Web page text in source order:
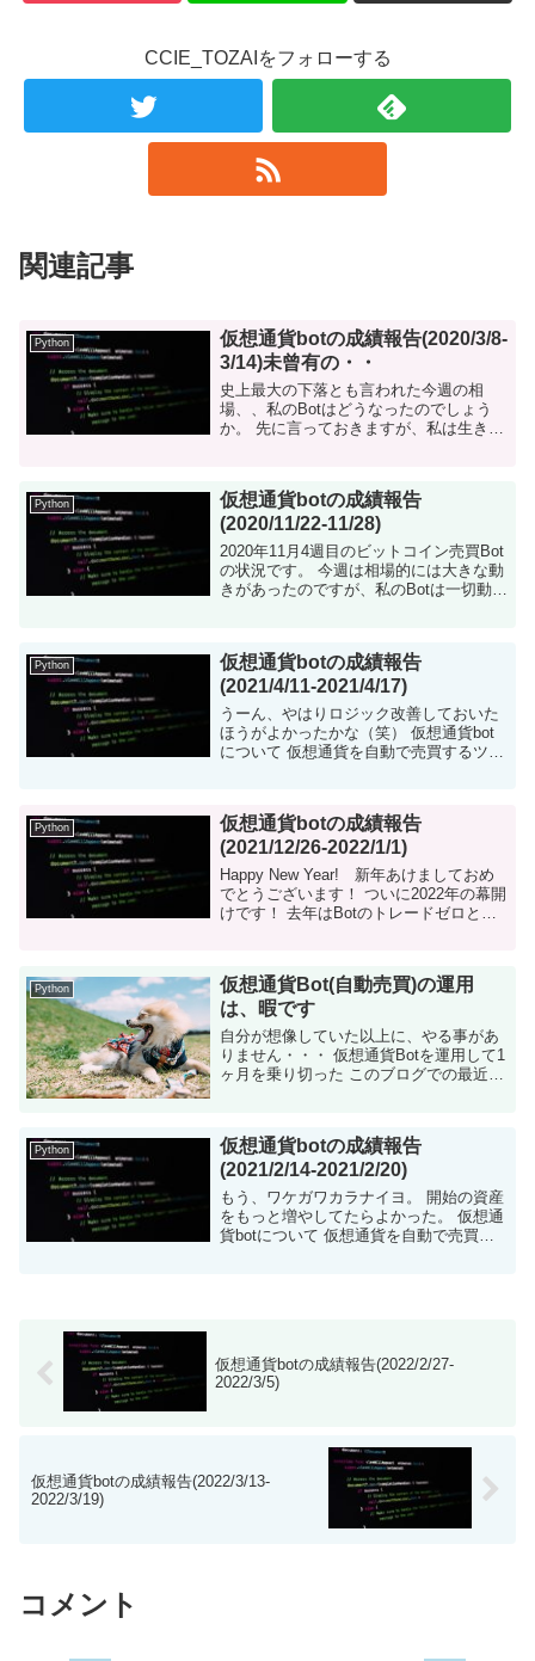
CCIE_TOZAIをフォローする
関連記事
Python
仮想通貨botの成績報告(2020/3/8-
3/14)未曾有の・・
史上最大の下落とも言われた今週の相
場、、私のBotはどうなったのでしょう
か。 先に言っておきますが、私は生きて
は荒れに荒れました。 そもそも...
Python
仮想通貨botの成績報告
(2020/11/22-11/28)
2020年11月4週目のビットコイン売買Bot
の状況です。 今週は相場的には大きな動
きがあったのですが、私のBotは一切動き
Python
仮想通貨botの成績報告
(2021/4/11-2021/4/17)
うーん、やはりロジック改善しておいた
ほうがよかったかな（笑） 仮想通貨bot
について 仮想通貨を自動で売買するツー
Python
仮想通貨botの成績報告
(2021/12/26-2022/1/1)
Happy New Year! 新年あけましておめ
でとうございます！ ついに2022年の幕開
けです！ 去年はBotのトレードゼロとい
Python
仮想通貨Bot(自動売買)の運用
は、暇です
自分が想像していた以上に、やる事があ
りません・・・ 仮想通貨Botを運用して1
ヶ月を乗り切った このブログでの最近ホ
はPythonで構築し、2つの...
Python
仮想通貨botの成績報告
(2021/2/14-2021/2/20)
もう、ワケガワカラナイヨ。 開始の資産
をもっと増やしてたらよかった。 仮想通
貨botについて 仮想通貨を自動で売買す
仮想通貨botの成績報告(2022/2/27-
2022/3/5)
仮想通貨botの成績報告(2022/3/13-
2022/3/19)
コメント